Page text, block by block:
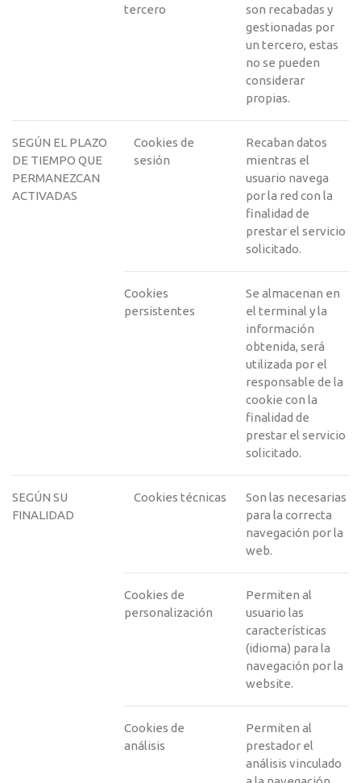
tercero
son recabadas y
gestionadas por
un tercero, estas
no se pueden
considerar
propias.
SEGÚN EL PLAZO
DE TIEMPO QUE
PERMANEZCAN
ACTIVADAS
Cookies de
sesión
Recaban datos
mientras el
usuario navega
por la red con la
finalidad de
prestar el servicio
solicitado.
Cookies
persistentes
Se almacenan en
el terminal y la
información
obtenida, será
utilizada por el
responsable de la
cookie con la
finalidad de
prestar el servicio
solicitado.
SEGÚN SU
FINALIDAD
Cookies técnicas
Son las necesarias
para la correcta
navegación por la
web.
Cookies de
personalización
Permiten al
usuario las
características
(idioma) para la
navegación por la
website.
Cookies de
análisis
Permiten al
prestador el
análisis vinculado